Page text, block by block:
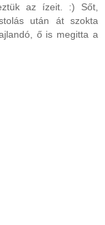
az ízeit. :) Sőt,
után át szokta
ő is megitta a